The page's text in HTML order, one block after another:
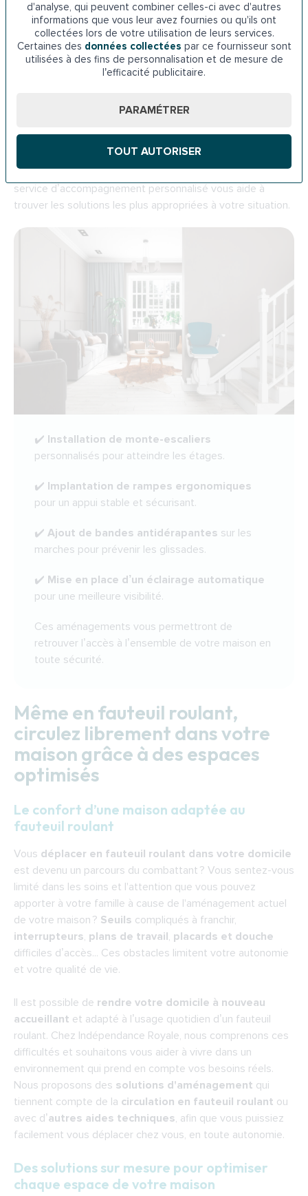
d'analyse, qui peuvent combiner celles-ci avec d'autres
informations que vous leur avez fournies ou qu'ils ont
collectées lors de votre utilisation de leurs services.
Certaines des données collectées par ce fournisseur sont
utilisées à des fins de personnalisation et de mesure de
l’efficacité publicitaire.
PARAMÉTRER
TOUT AUTORISER
dépendance accrue envers vos enfants ou un aidant
membre de votre famille peuvent causer un sentiment de
frustration et d’isolement.
Des fauteuils élévateurs et d’autres
mobilité. Plus que la pose d’équipement de maison pour
handicapé, nous proposons de transformer vos
escaliers en espaces sûrs et accessibles.Notre
service d’accompagnement personnalisé vous aide à
trouver les solutions les plus appropriées à votre situation.
✔️ Installation de monte-escaliers
personnalisés pour atteindre les étages.
✔️ Implantation de rampes ergonomiques
pour un appui stable et sécurisant.
✔️ Ajout de bandes antidérapantes sur les
marches pour prévenir les glissades.
✔️ Mise en place d’un éclairage automatique
pour une meilleure visibilité.
Ces aménagements vous permettront de
retrouver l’accès à l’ensemble de votre maison en
toute sécurité.
Même en fauteuil roulant,
circulez librement dans votre
maison grâce à des espaces
optimisés
Le confort d’une maison adaptée au
fauteuil roulant
Vous déplacer en fauteuil roulant dans votre domicile
est devenu un parcours du combattant ? Vous sentez-vous
limité dans les soins et l'attention que vous pouvez
apporter à votre famille à cause de l'aménagement actuel
de votre maison ? Seuils compliqués à franchir,
interrupteurs, plans de travail, placards et douche
difficiles d’accès... Ces obstacles limitent votre autonomie
et votre qualité de vie.
Il est possible de rendre votre domicile à nouveau
accueillant et adapté à l’usage quotidien d’un fauteuil
roulant. Chez Indépendance Royale, nous comprenons ces
difficultés et souhaitons vous aider à vivre dans un
environnement qui prend en compte vos besoins réels.
Nous proposons des solutions d'aménagement qui
tiennent compte de la circulation en fauteuil roulant ou
avec d’autres aides techniques, afin que vous puissiez
facilement vous déplacer chez vous, en toute autonomie.
Des solutions sur mesure pour optimiser
chaque espace de votre maison